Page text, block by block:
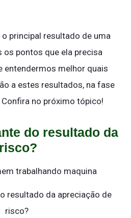
principal resultado de uma
os pontos que ela precisa
entendermos melhor quais
a estes resultados, na fase
no próximo tópico!
do resultado da
resultado da apreciação de
risco?